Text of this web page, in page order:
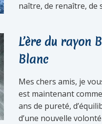
naître, de renaître, de
L’ère du rayon
Blanc
Mes chers amis, je
est maintenant
ans de pureté,
d’une nouvelle